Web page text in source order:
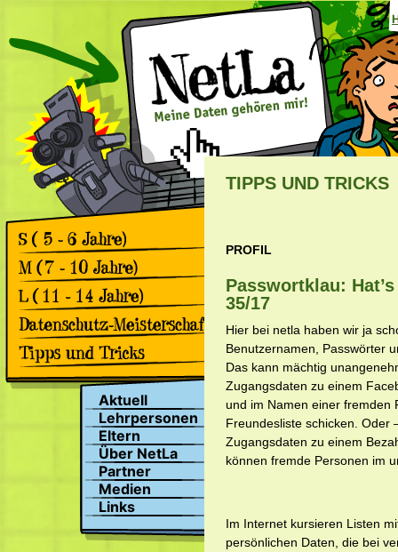
Games
Comics
Games
Comics
Games
Comics
Rückblick 2. Datenschutz-
Meisterschaft
Rückblick 1. Datenschutz-
Meisterschaft
Apps & Facebook
Surfen
Suchen
Aktuell
Lehrpersonen
Eltern
Über NetLa
Partner
Medien
Links
TIPPS UND TRICKS
PROFIL
Passwortklau:
35/17
Hier bei netla haben wir ja
Benutzernamen, Passwörter
Das kann mächtig
Zugangsdaten zu einem
und im Namen einer fremden
Freundesliste schicken. Oder
Zugangsdaten zu einem
können fremde Personen im
Im Internet kursieren Listen
persönlichen Daten, die bei